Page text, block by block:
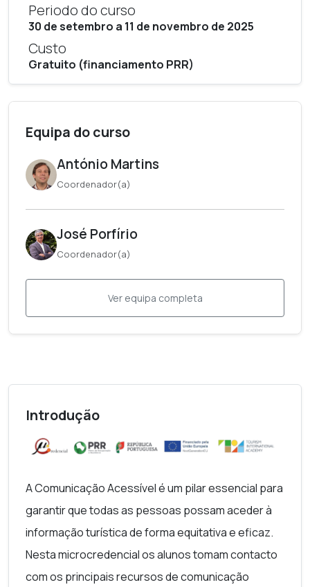
Periodo do curso
30 de setembro a 11 de novembro de 2025
Custo
Gratuito (financiamento PRR)
Equipa do curso
António Martins
Coordenador(a)
José Porfírio
Coordenador(a)
Ver equipa completa
Introdução
A Comunicação Acessível é um pilar essencial para
garantir que todas as pessoas possam aceder à
informação turística de forma equitativa e eficaz.
Nesta microcredencial os alunos tomam contacto
com os principais recursos de comunicação